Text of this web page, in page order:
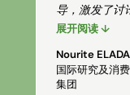
导，激发了讨
展开阅读 ↓
Nourite
国际研究及消
集团